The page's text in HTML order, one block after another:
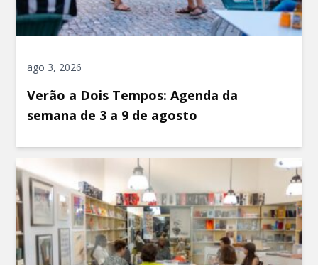
ago 3, 2026
Verão a Dois Tempos: Agenda da
semana de 3 a 9 de agosto